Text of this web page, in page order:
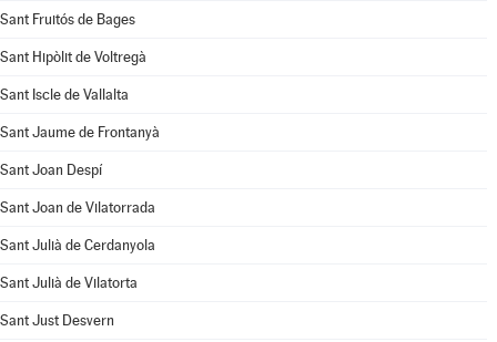
Sant Fruitós de Bages
Sant Hipòlit de Voltregà
Sant Iscle de Vallalta
Sant Jaume de Frontanyà
Sant Joan Despí
Sant Joan de Vilatorrada
Sant Julià de Cerdanyola
Sant Julià de Vilatorta
Sant Just Desvern